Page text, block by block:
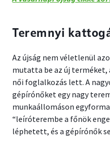
Teremnyi
Az újság nem véletlenül
mutatta be az új terméket,
női foglalkozás lett. A
gépírónőket egy nagy
munkaállomáson
“leíróterembe a főnök
léphetett, és a gépírónők